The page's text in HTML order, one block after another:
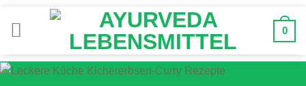
Inhalt
0